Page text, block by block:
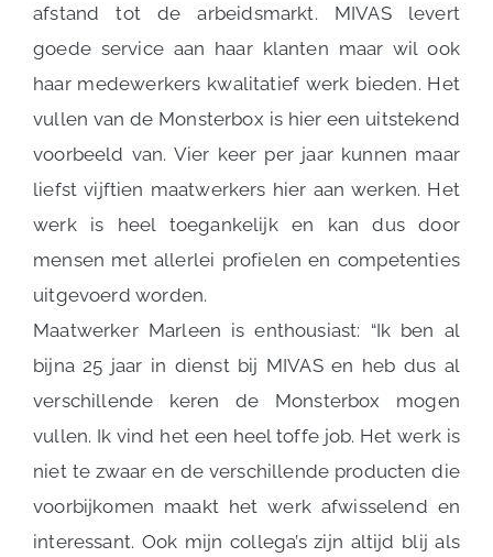
afstand tot de arbeidsmarkt. MIVAS levert
goede service aan haar klanten maar wil ook
haar medewerkers kwalitatief werk bieden. Het
vullen van de Monsterbox is hier een uitstekend
voorbeeld van. Vier keer per jaar kunnen maar
liefst vijftien maatwerkers hier aan werken. Het
werk is heel toegankelijk en kan dus door
mensen met allerlei profielen en competenties
uitgevoerd worden.
Maatwerker Marleen is enthousiast: “Ik ben al
bijna 25 jaar in dienst bij MIVAS en heb dus al
verschillende keren de Monsterbox mogen
vullen. Ik vind het een heel toffe job. Het werk is
niet te zwaar en de verschillende producten die
voorbijkomen maakt het werk afwisselend en
interessant. Ook mijn collega’s zijn altijd blij als